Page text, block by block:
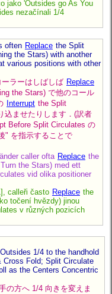
jako 'Outsides go As You
nezačínali 1/4
often Replace the Split
the Stars) with another
various positions with other
ラーはしばしば Replace
the Stars) で他のコール
Interrupt the Split
込ませたりします．(訳者
Before Split Circulates の
" を指示することで
caller ofta Replace the
the Stars) med ett
vid olika positioner
calleři často Replace the
točení hvězdy) jinou
v různých pozicích
1/4 to the handhold
Cross Fold; Split Circulate
as the Centers Concentric
の方へ 1/4 向きを変えま